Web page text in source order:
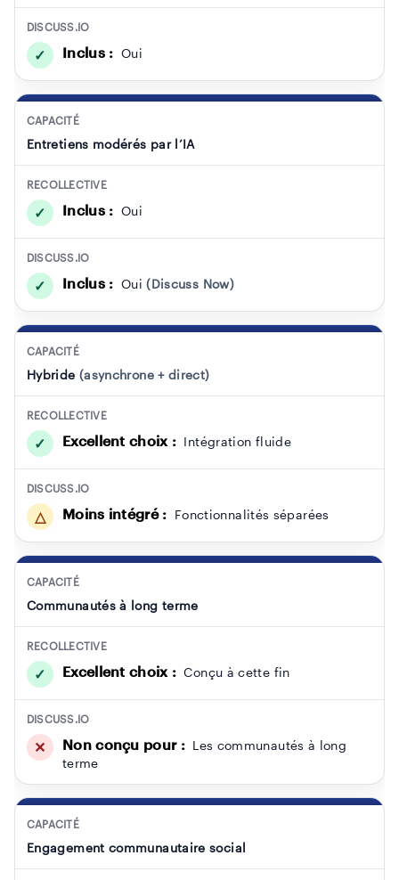
DISCUSS.IO
✓ Inclus : Oui
CAPACITÉ
Entretiens modérés par l’IA
RECOLLECTIVE
✓ Inclus : Oui
DISCUSS.IO
✓ Inclus : Oui(Discuss Now)
CAPACITÉ
Hybride (asynchrone + direct)
RECOLLECTIVE
✓ Excellent choix : Intégration fluide
DISCUSS.IO
△ Moins intégré : Fonctionnalités séparées
CAPACITÉ
Communautés à long terme
RECOLLECTIVE
✓ Excellent choix : Conçu à cette fin
DISCUSS.IO
✕ Non conçu pour : Les communautés à long
terme
CAPACITÉ
Engagement communautaire social